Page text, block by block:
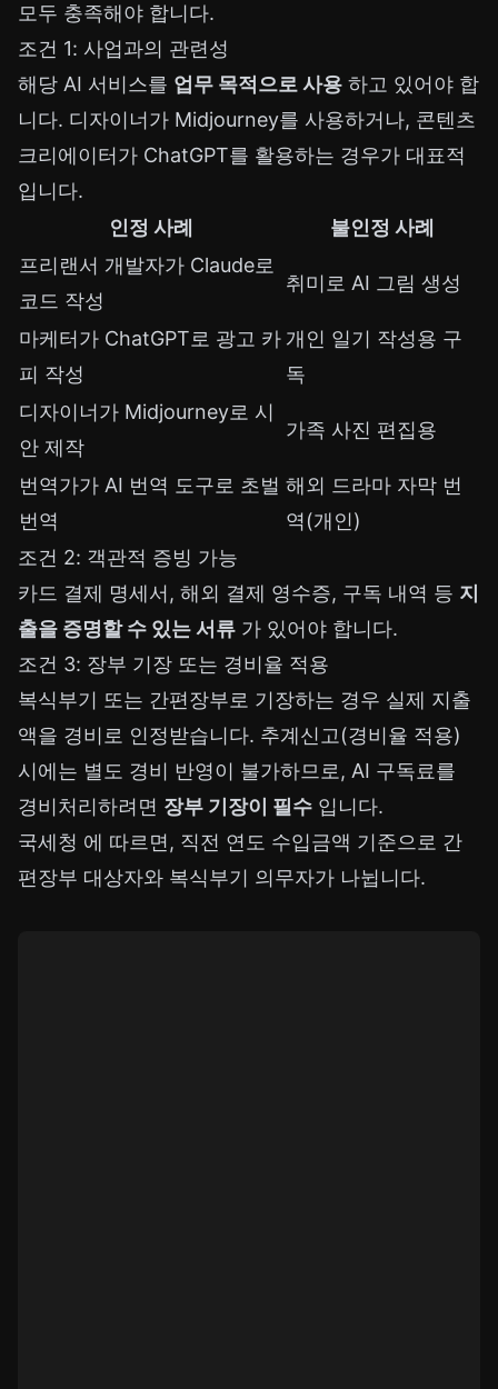
모두 충족해야 합니다.
조건 1: 사업과의 관련성
해당 AI 서비스를 업무 목적으로 사용 하고 있어야 합
니다. 디자이너가 Midjourney를 사용하거나, 콘텐츠
크리에이터가 ChatGPT를 활용하는 경우가 대표적
입니다.
인정 사례
불인정 사례
프리랜서 개발자가 Claude로
코드 작성
취미로 AI 그림 생성
마케터가 ChatGPT로 광고 카
피 작성
개인 일기 작성용 구
독
디자이너가 Midjourney로 시
안 제작
가족 사진 편집용
번역가가 AI 번역 도구로 초벌
번역
해외 드라마 자막 번
역(개인)
조건 2: 객관적 증빙 가능
카드 결제 명세서, 해외 결제 영수증, 구독 내역 등 지
출을 증명할 수 있는 서류 가 있어야 합니다.
조건 3: 장부 기장 또는 경비율 적용
복식부기 또는 간편장부로 기장하는 경우 실제 지출
액을 경비로 인정받습니다. 추계신고(경비율 적용)
시에는 별도 경비 반영이 불가하므로, AI 구독료를
경비처리하려면 장부 기장이 필수 입니다.
국세청 에 따르면, 직전 연도 수입금액 기준으로 간
편장부 대상자와 복식부기 의무자가 나뉩니다.